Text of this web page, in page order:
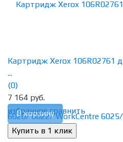
избранное сравнить
Картридж Xerox 106R02761
...
(0)
7 164 руб.
В корзину